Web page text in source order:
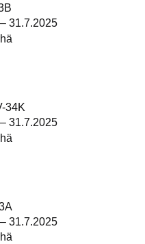
31.7.2025
34K
31.7.2025
31.7.2025